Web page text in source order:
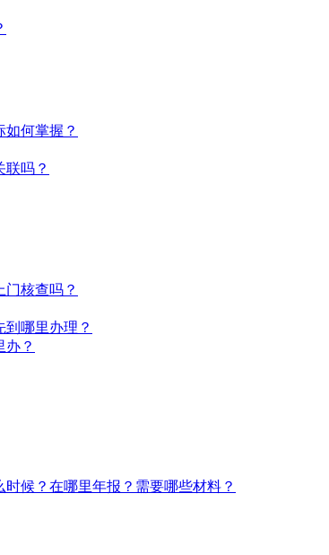
何掌握？
联吗？
核查吗？
哪里办理？
办？
候？在哪里年报？需要哪些材料？